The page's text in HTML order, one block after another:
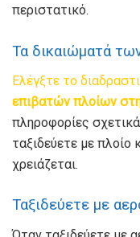
περιστατικό.
Τα δικαιώματά
Ελέγξτε το
επιβατών πλοίων
πληροφορίες
ταξιδεύετε με πλοίο
χρειάζεται.
Ταξιδεύετε με